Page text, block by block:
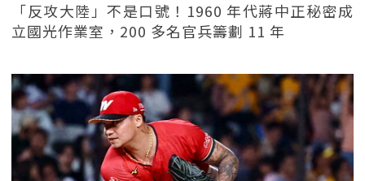
「反攻大陸」不是口號！1960 年代蔣中正秘密成
立國光作業室，200 多名官兵籌劃 11 年